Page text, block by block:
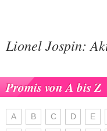
Lionel Jospin:
Promis von A bis Z
A B C D E